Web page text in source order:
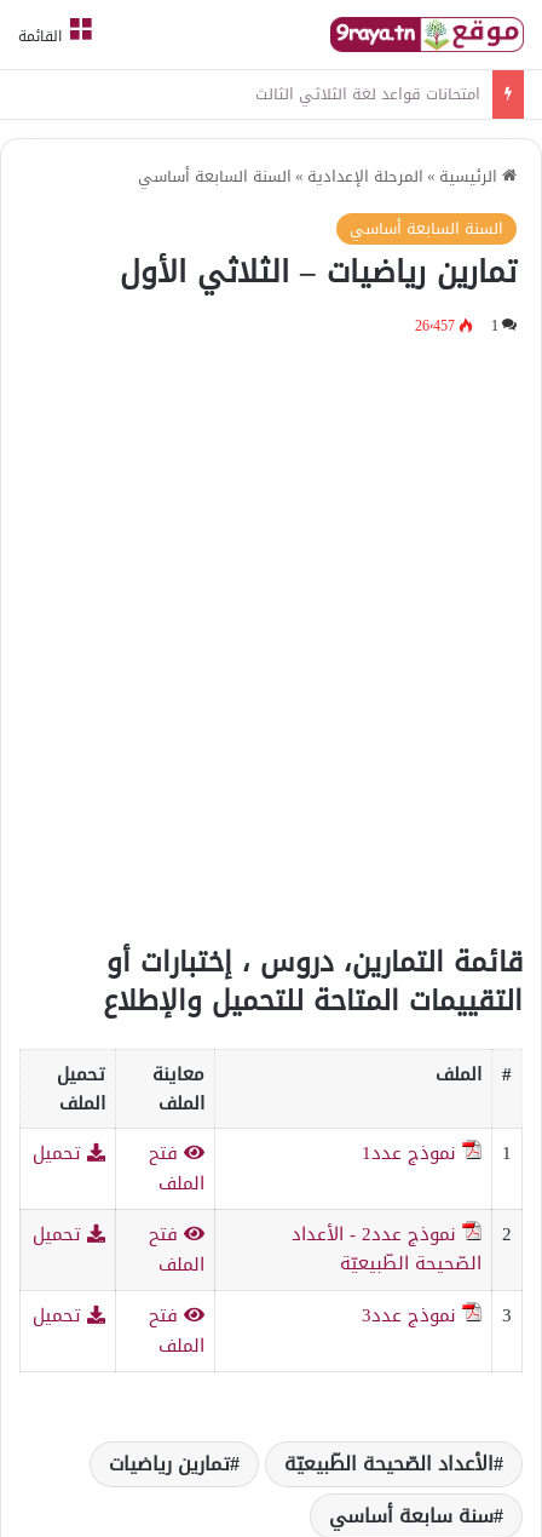
القائمة
امتحانات قواعد لغة الثلاثي الثالث
الرئيسية »المرحلة الإعدادية »السنة السابعة أساسي
السنة السابعة أساسي
تمارين رياضيات – الثلاثي الأول
1 26٬457
قائمة التمارين، دروس ، إختبارات أو
التقييمات المتاحة للتحميل والإطلاع
# الملف
معاينة
الملف
تحميل
الملف
1
نموذج عدد1
فتح
الملف
تحميل
2
نموذج عدد2 - الأعداد
الصّحيحة الطّبيعيّة
فتح
الملف
تحميل
3 نموذج عدد3
فتح
الملف
تحميل
الأعداد الصّحيحة الطّبيعيّة
تمارين رياضيات
سنة سابعة أساسي